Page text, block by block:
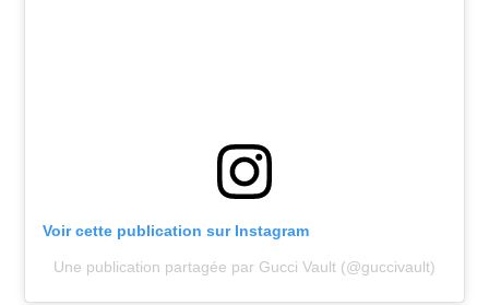
Voir cette publication sur Instagram
Une publication partagée par Gucci Vault (@guccivault)